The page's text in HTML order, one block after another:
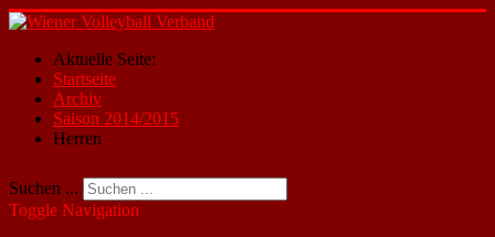
Aktuelle Seite:
Startseite
Archiv
Saison 2014/2015
Herren
Suchen ...
Toggle Navigation